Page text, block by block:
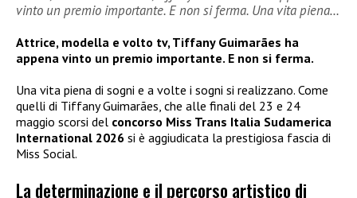
vinto un premio importante. E non si ferma. Una vita piena…
Attrice, modella e volto tv, Tiffany Guimarães ha
appena vinto un premio importante. E non si ferma.
Una vita piena di sogni e a volte i sogni si realizzano. Come
quelli di Tiffany Guimarães, che alle finali del 23 e 24
maggio scorsi del concorso Miss Trans Italia Sudamerica
International 2026 si è aggiudicata la prestigiosa fascia di
Miss Social.
La determinazione e il percorso artistico di